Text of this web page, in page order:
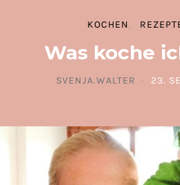
KOCHEN
Was koche
SVENJA.WALTER 23.